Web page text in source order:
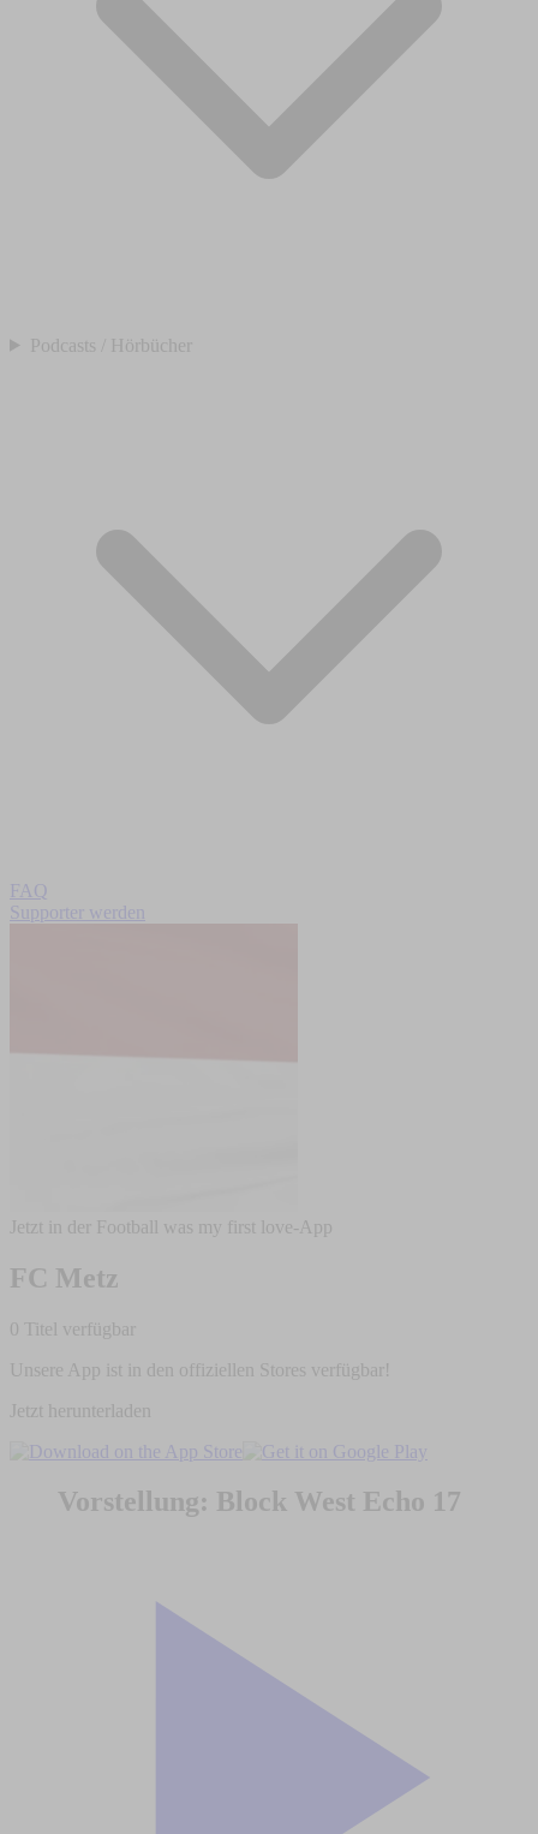
Podcasts / Hörbücher
FAQ
Supporter werden
Jetzt in der Football was my first love-App
FC Metz
0 Titel verfügbar
Unsere App ist in den offiziellen Stores verfügbar!
Jetzt herunterladen
Vorstellung: Block West Echo 17